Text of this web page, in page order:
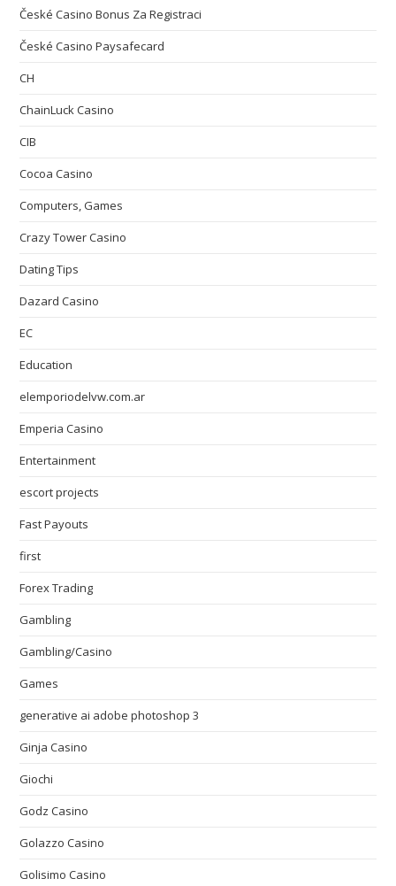
České Casino Bonus Za Registraci
České Casino Paysafecard
CH
ChainLuck Casino
CIB
Cocoa Casino
Computers, Games
Crazy Tower Сasino
Dating Tips
Dazard Casino
EC
Education
elemporiodelvw.com.ar
Emperia Casino
Entertainment
escort projects
Fast Payouts
first
Forex Trading
Gambling
Gambling/Casino
Games
generative ai adobe photoshop 3
Ginja Casino
Giochi
Godz Casino
Golazzo Casino
Golisimo Casino